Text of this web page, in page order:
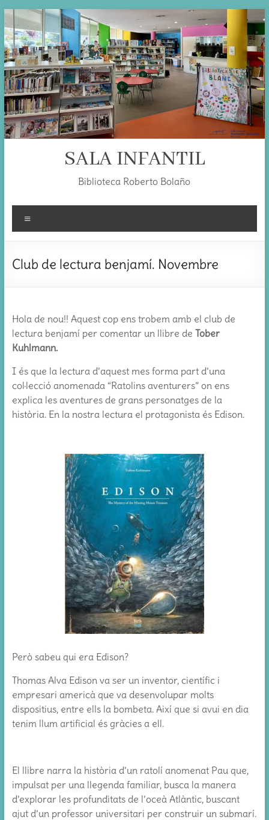
Skip
to
content
SALA INFANTIL
Biblioteca Roberto Bolaño
Club de lectura benjamí. Novembre
Hola de nou!! Aquest cop ens trobem amb el club de
lectura benjamí per comentar un llibre de Tober
Kuhlmann.
I és que la lectura d’aquest mes forma part d’una
col·lecció anomenada “Ratolins aventurers” on ens
explica les aventures de grans personatges de la
història. En la nostra lectura el protagonista és Edison.
Però sabeu qui era Edison?
Thomas Alva Edison va ser un inventor, científic i
empresari americà que va desenvolupar molts
dispositius, entre ells la bombeta. Així que si avui en dia
tenim llum artificial és gràcies a ell.
El llibre narra la història d’un ratolí anomenat Pau que,
impulsat per una llegenda familiar, busca la manera
d’explorar les profunditats de l’oceà Atlàntic, buscant
ajut d’un professor universitari per construir un submarí.